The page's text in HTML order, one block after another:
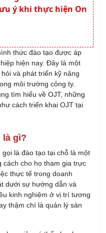
ý khi thực hiện On
thức đào tạo được áp
hiện nay. Đây là một
và phát triển kỹ năng
môi trường công ty.
tìm hiểu về OJT, những
cách triển khai OJT tại
là gì?
là đào tạo tại chỗ là một
cho họ tham gia trực
thực tế trong doanh
dưới sự hướng dẫn và
kinh nghiệm ở vị trí tương
thậm chí là quản lý sản
học việc có thể nhanh